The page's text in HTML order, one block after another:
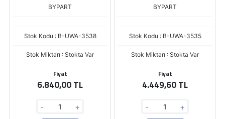
BYPART
Stok Kodu : B-UWA-3538
Stok Miktarı : Stokta Var
Fiyat
6.840,00 TL
- +
BYPART
Stok Kodu : B-UWA-3535
Stok Miktarı : Stokta Var
Fiyat
4.449,60 TL
- +